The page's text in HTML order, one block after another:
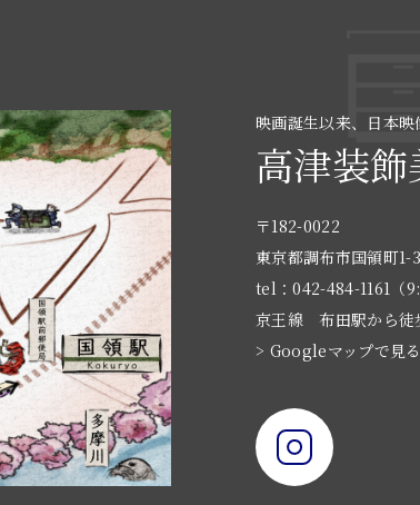
映画誕生以来、日本
高津装
〒182-0022
東京都調布市国領町1-
tel：042-484-1161（
京王線 布田駅から徒
> Googleマップで見る